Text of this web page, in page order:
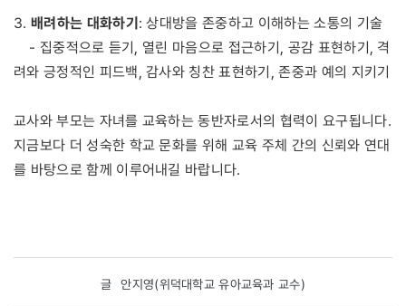
3. 배려하는 대화하기: 상대방을 존중하고 이해하는 소통의 기술
- 집중적으로 듣기, 열린 마음으로 접근하기, 공감 표현하기, 격
려와 긍정적인 피드백, 감사와 칭찬 표현하기, 존중과 예의 지키기
교사와 부모는 자녀를 교육하는 동반자로서의 협력이 요구됩니다.
지금보다 더 성숙한 학교 문화를 위해 교육 주체 간의 신뢰와 연대
를 바탕으로 함께 이루어내길 바랍니다.
글 안지영(위덕대학교 유아교육과 교수)